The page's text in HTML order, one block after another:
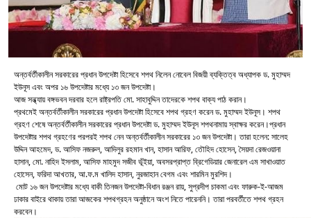
অন্তর্বর্তীকালীন সরকারের প্রধান উপদেষ্টা হিসেবে শপথ নিলেন নোবেল বিজয়ী ব্যক্তিত্ব অধ্যাপক ড. মুহাম্মদ
ইউনূস এবং অপর ১৬ উপদেষ্টার মধ্যে ১৩ জন উপদেষ্টা।
আজ সন্ধ্যায় বঙ্গভবন দরবার হলে রাষ্ট্রপতি মো. সাহাবুদ্দিন তাদেরকে শপথ বাক্য পাঠ করান।
প্রথমেই অন্তর্বর্তীকালীন সরকারের প্রধান উপদেষ্টা হিসেবে শপথ গ্রহণ করেন ড. মুহাম্মদ ইউনূস। শপথ
গ্রহণ শেষে অন্তর্বর্তীকালীন সরকারের প্রধান উপদেষ্টা ড. মুহাম্মদ ইউনূস শপথনামায় স্বাক্ষর করেন।প্রধান
উপদেষ্টার শপথ গ্রহণের পরপরই শপথ নেন অন্তর্বর্তীকালীন সরকারের ১৩ জন উপদেষ্টা। তারা হলেন: সালেহ
উদ্দিন আহমেদ, ড. আসিফ নজরুল, আদিলুর রহমান খান, হাসান আরিফ, তৌহিদ হোসেন, সৈয়দা রেজওয়ানা
হাসান, মো. নাহিদ ইসলাম, আসিফ মাহমুদ সজীব ভূঁইয়া, অবসরপ্রাপ্ত ব্রিগেডিয়ার জেনারেল এম সাখাওয়াত
হোসেন, ফরিদা আখতার, আ.ফ.ম খালিদ হাসান, নুরজাহান বেগম এবং শারমিন মুরশিদ।
মোট ১৬ জন উপদেষ্টার মধ্যে বাকী তিনজন উপদেষ্টা-বিধান রঞ্জন রায়, সুপ্রদীপ চাকমা এবং ফারুক-ই-আজম
ঢাকার বাইরে থাকায় তারা আজকের শপথগ্রহন অনুষ্ঠানে অংশ নিতে পারেননি। তারা পরবর্তীতে শপথ গ্রহন
করবেন।